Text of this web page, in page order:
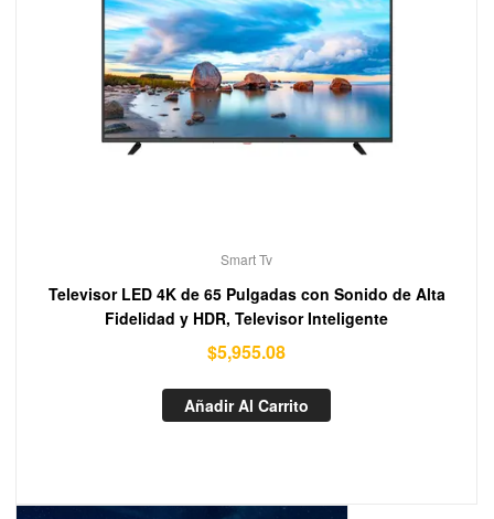
Smart Tv
Televisor LED 4K de 65 Pulgadas con Sonido de Alta
Fidelidad y HDR, Televisor Inteligente
$5,955.08
Añadir Al Carrito